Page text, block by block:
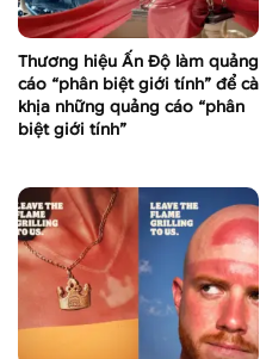
Thương hiệu Ấn Độ làm quảng
cáo “phân biệt giới tính” để cà
khịa những quảng cáo “phân
biệt giới tính”